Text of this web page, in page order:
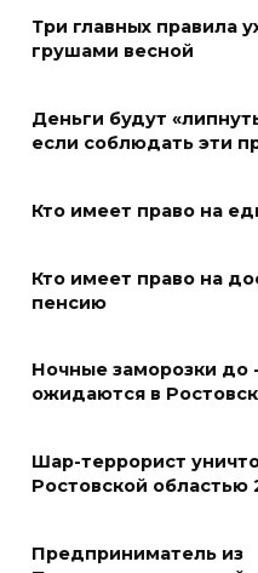
концентрация
формальдегида в
07 августа 2026 11:56
Энергетики
Казачий батальон
беспилотных
С 18 августа в
11 новых парковок
Три главных правила
грушами весной
Деньги будут
если соблюдать эти
Кто имеет право на
Кто имеет право на
пенсию
Ночные заморозки до
ожидаются в
Шар-террорист
Ростовской областью
Предприниматель из